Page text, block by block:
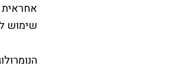
אחראית
שימוש